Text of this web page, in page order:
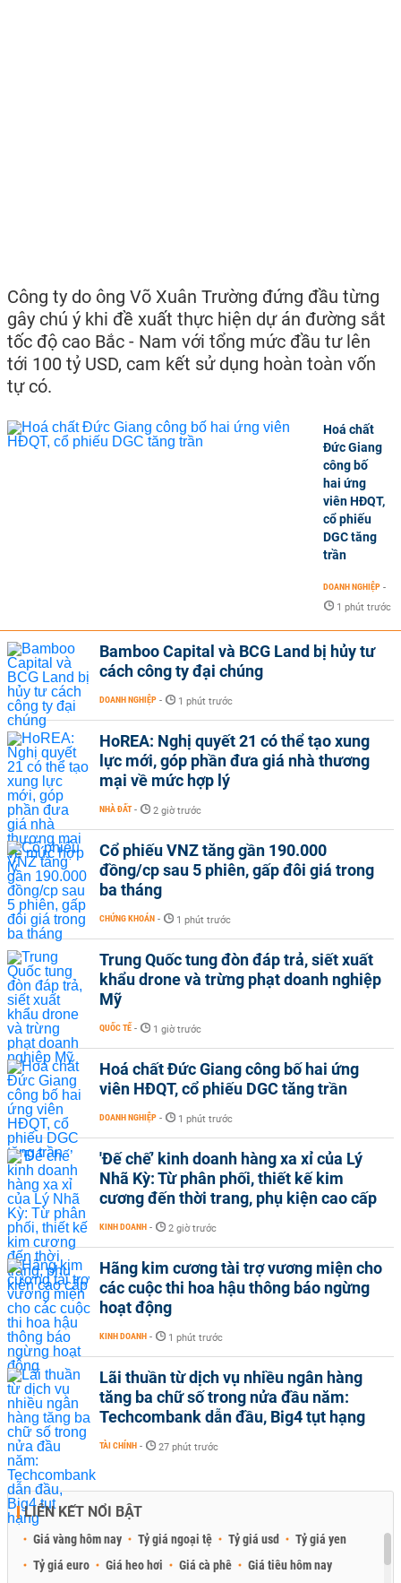
Công ty do ông Võ Xuân Trường đứng đầu từng
gây chú ý khi đề xuất thực hiện dự án đường sắt
tốc độ cao Bắc - Nam với tổng mức đầu tư lên
tới 100 tỷ USD, cam kết sử dụng hoàn toàn vốn
tự có.
Hoá chất
Đức Giang
công bố
hai ứng
viên HĐQT,
cổ phiếu
DGC tăng
trần
DOANH NGHIỆP -
1 phút trước
Bamboo Capital và BCG Land bị hủy tư
cách công ty đại chúng
DOANH NGHIỆP - 1 phút trước
HoREA: Nghị quyết 21 có thể tạo xung
lực mới, góp phần đưa giá nhà thương
mại về mức hợp lý
NHÀ ĐẤT - 2 giờ trước
Cổ phiếu VNZ tăng gần 190.000
đồng/cp sau 5 phiên, gấp đôi giá trong
ba tháng
CHỨNG KHOÁN - 1 phút trước
Trung Quốc tung đòn đáp trả, siết xuất
khẩu drone và trừng phạt doanh nghiệp
Mỹ
QUỐC TẾ - 1 giờ trước
Hoá chất Đức Giang công bố hai ứng
viên HĐQT, cổ phiếu DGC tăng trần
DOANH NGHIỆP - 1 phút trước
'Đế chế’ kinh doanh hàng xa xỉ của Lý
Nhã Kỳ: Từ phân phối, thiết kế kim
cương đến thời trang, phụ kiện cao cấp
KINH DOANH - 2 giờ trước
Hãng kim cương tài trợ vương miện cho
các cuộc thi hoa hậu thông báo ngừng
hoạt động
KINH DOANH - 1 phút trước
Lãi thuần từ dịch vụ nhiều ngân hàng
tăng ba chữ số trong nửa đầu năm:
Techcombank dẫn đầu, Big4 tụt hạng
TÀI CHÍNH - 27 phút trước
LIÊN KẾT NỔI BẬT
Giá vàng hôm nay Tỷ giá ngoại tệ Tỷ giá usd
Tỷ giá yen
Tỷ giá euro
Giá heo hơi Giá cà phê Giá tiêu hôm nay